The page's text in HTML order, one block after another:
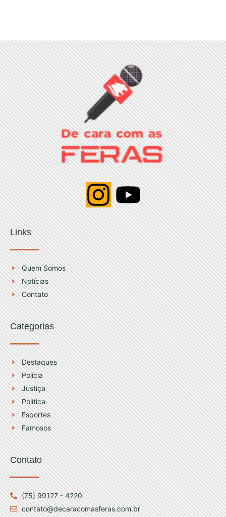
I
n
s
t
a
g
r
a
m
Y
o
u
t
u
b
e
Links
Quem Somos
Notícias
Contato
Categorias
Destaques
Polícia
Justiça
Política
Esportes
Famosos
Contato
(75) 99127 - 4220
contato@decaracomasferas.com.br